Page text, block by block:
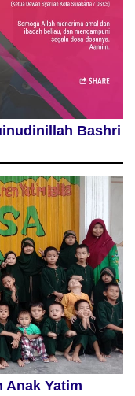
Bashri
Anak Yatim